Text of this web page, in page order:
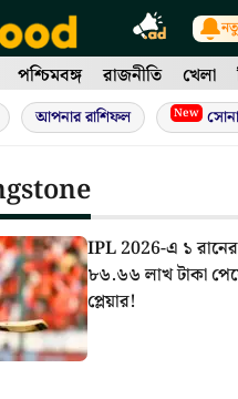
পশ্চিমবঙ্গ রাজনীতি খেলা
আপনার রাশিফল New
IPL 2026-এ ১
৮৬.৬৬ লাখ টাকা
প্লেয়ার!